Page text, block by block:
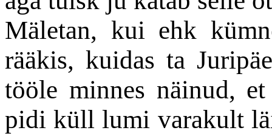
Mäletan, kui ehk
rääkis, kuidas ta
tööle minnes näinud,
pidi küll lumi varakult